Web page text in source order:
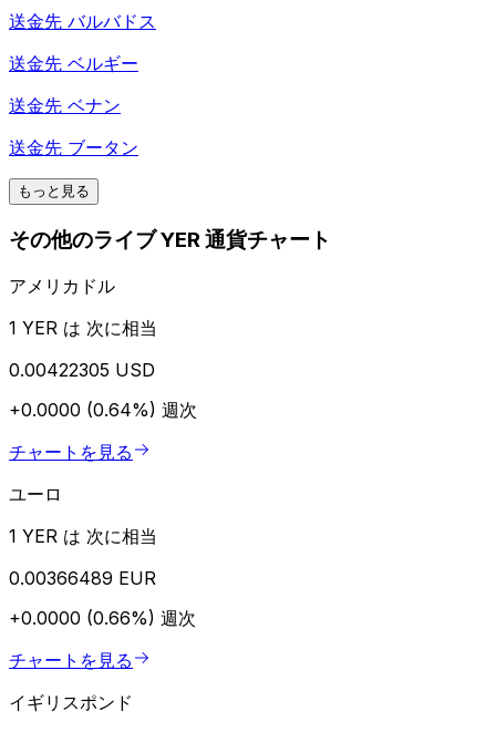
送金先 バルバドス
送金先 ベルギー
送金先 ベナン
送金先 ブータン
もっと見る
その他のライブ YER 通貨チャート
アメリカドル
1 YER は 次に相当
0.00422305 USD
+0.0000 (0.64%) 週次
チャートを見る
ユーロ
1 YER は 次に相当
0.00366489 EUR
+0.0000 (0.66%) 週次
チャートを見る
イギリスポンド